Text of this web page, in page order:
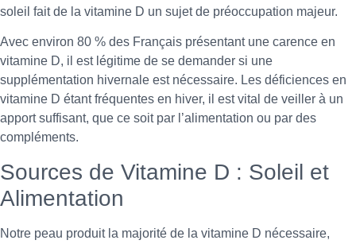
soleil fait de la vitamine D un sujet de préoccupation majeur.
Avec environ 80 % des Français présentant une carence en
vitamine D, il est légitime de se demander si une
supplémentation hivernale est nécessaire. Les déficiences en
vitamine D étant fréquentes en hiver, il est vital de veiller à un
apport suffisant, que ce soit par l’alimentation ou par des
compléments.
Sources de Vitamine D : Soleil et
Alimentation
Notre peau produit la majorité de la vitamine D nécessaire,